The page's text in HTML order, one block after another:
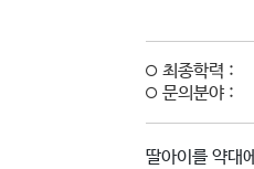
최종학력 :
문의분야 :
딸아이를 약대